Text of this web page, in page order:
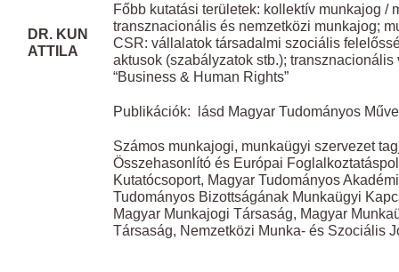
DR. KUN
ATTILA
Főbb kutatási területek: kollektív munkajog /
transznacionális és nemzetközi munkajog;
CSR: vállalatok társadalmi szociális
aktusok (szabályzatok stb.);
“Business & Human Rights”
Publikációk: lásd Magyar Tudományos
Számos munkajogi, munkaügyi szervezet
Összehasonlító és Európai
Kutatócsoport, Magyar Tudományos
Tudományos Bizottságának Munkaügyi
Magyar Munkajogi Társaság, Magyar
Társaság, Nemzetközi Munka- és Szociális